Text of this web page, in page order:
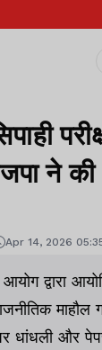
ने
Apr 14, 2026
द्वारा
माहौल
धांधली और